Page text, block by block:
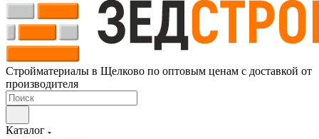
Стройматериалы в Щелково по оптовым ценам с доставкой от
производителя
Каталог